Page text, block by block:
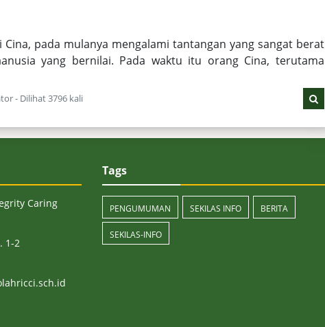
pada mulanya mengalami tantangan yang sangat berat
yang bernilai. Pada waktu itu orang Cina, terutama
- Dilihat 3796 kali
Caring
1-2
Tags
PENGUMUMAN SEKILAS INFO BERITA
SEKILAS-INFO